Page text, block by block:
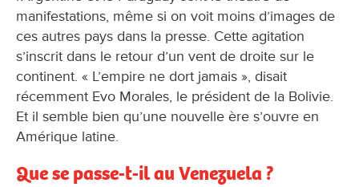
manifestations, même si on voit moins d’images de
ces autres pays dans la presse. Cette agitation
s’inscrit dans le retour d’un vent de droite sur le
continent. « L’empire ne dort jamais », disait
récemment Evo Morales, le président de la Bolivie.
Et il semble bien qu’une nouvelle ère s’ouvre en
Amérique latine.
Que se passe-t-il au Venezuela ?